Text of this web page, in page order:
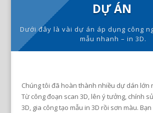
DỰ ÁN
Dưới đây là vài dự án áp dụng công
mẫu nhanh – in 3D.
Chúng tôi đã hoàn thành nhiều dự dán lớn
Từ công đoạn scan 3D, lên ý tưởng, chính
3D, gia công tạo mẫu in 3D rồi sơn màu.